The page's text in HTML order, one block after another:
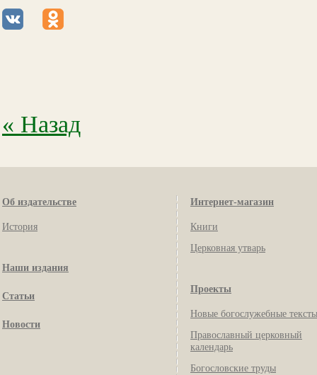
« Назад
Об издательстве
История
Наши издания
Статьи
Новости
Интернет-магазин
Книги
Церковная утварь
Проекты
Новые богослужебные тексты
Православный церковный
календарь
Богословские труды